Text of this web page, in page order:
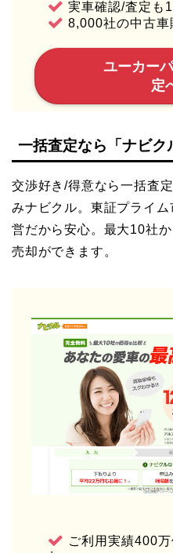
実車確認/査定も
8,000社の中古車
ユーカー
定
一括査定なら「ナビク
交渉好き/得意なら一括査
みナビクル。東証プライ
営だから安心。最大10社
売却ができます。
ご利用実績400